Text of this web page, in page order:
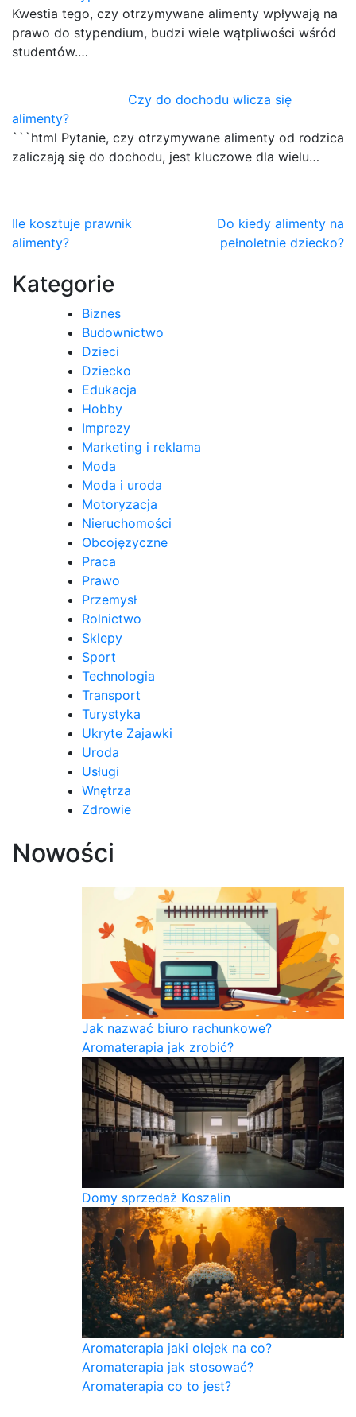
Kwestia tego, czy otrzymywane alimenty wpływają na
prawo do stypendium, budzi wiele wątpliwości wśród
studentów.…
Czy do dochodu wlicza się
alimenty?
```html Pytanie, czy otrzymywane alimenty od rodzica
zaliczają się do dochodu, jest kluczowe dla wielu…
Nawigacja
wpisu
Ile kosztuje prawnik
alimenty?
Do kiedy alimenty na
pełnoletnie dziecko?
Kategorie
Biznes
Budownictwo
Dzieci
Dziecko
Edukacja
Hobby
Imprezy
Marketing i reklama
Moda
Moda i uroda
Motoryzacja
Nieruchomości
Obcojęzyczne
Praca
Prawo
Przemysł
Rolnictwo
Sklepy
Sport
Technologia
Transport
Turystyka
Ukryte Zajawki
Uroda
Usługi
Wnętrza
Zdrowie
Nowości
Jak nazwać biuro rachunkowe?
Aromaterapia jak zrobić?
Domy sprzedaż Koszalin
Aromaterapia jaki olejek na co?
Aromaterapia jak stosować?
Aromaterapia co to jest?